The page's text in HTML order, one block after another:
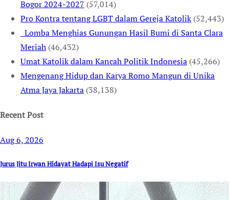
Bogor 2024-2027 (57,014)
Pro Kontra tentang LGBT dalam Gereja Katolik (52,443)
Lomba Menghias Gunungan Hasil Bumi di Santa Clara
Meriah (46,432)
Umat Katolik dalam Kancah Politik Indonesia (45,266)
Mengenang Hidup dan Karya Romo Mangun di Unika
Atma Jaya Jakarta (38,138)
Recent Post
Aug 6, 2026
Jurus Jitu Irwan Hidayat Hadapi Isu Negatif